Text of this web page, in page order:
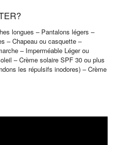
longues – Pantalons légers –
– Chapeau ou casquette –
– Imperméable Léger ou
– Crème solaire SPF 30 ou plus
les répulsifs inodores) – Crème